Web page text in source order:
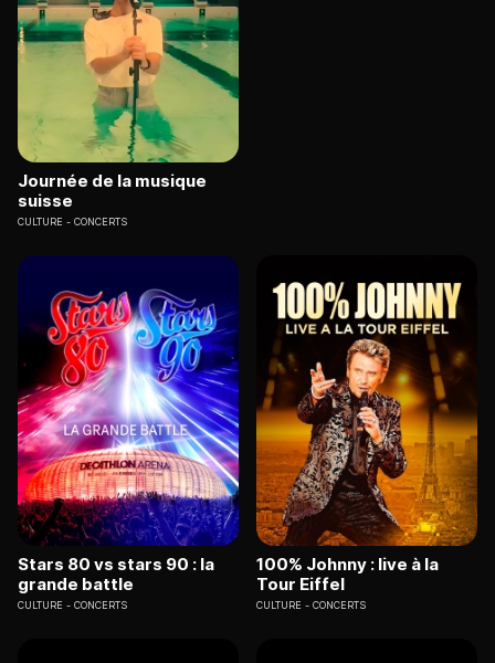
Journée de la musique
suisse
CULTURE CONCERTS
Stars 80 vs stars 90 : la
grande battle
CULTURE CONCERTS
100% Johnny : live à la
Tour Eiffel
CULTURE CONCERTS